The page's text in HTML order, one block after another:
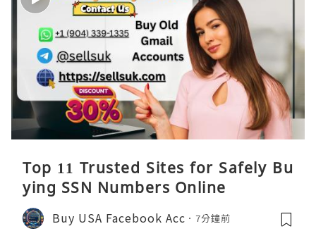
Top 11 Trusted Sites for Safely Bu
ying SSN Numbers Online
Buy USA Facebook Acc 7分鐘前